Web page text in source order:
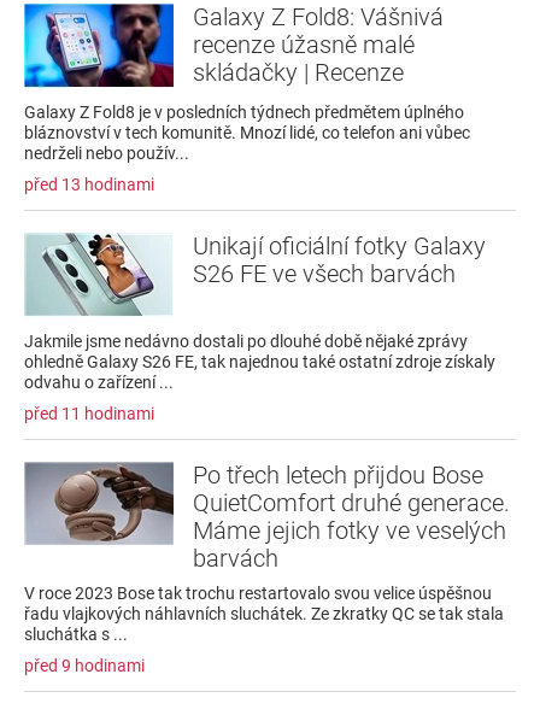
Galaxy Z Fold8: Vášnivá
recenze úžasně malé
skládačky | Recenze
Galaxy Z Fold8 je v posledních týdnech předmětem úplného
bláznovství v tech komunitě. Mnozí lidé, co telefon ani vůbec
nedrželi nebo použív...
před 13 hodinami
Unikají oficiální fotky Galaxy
S26 FE ve všech barvách
Jakmile jsme nedávno dostali po dlouhé době nějaké zprávy
ohledně Galaxy S26 FE, tak najednou také ostatní zdroje získaly
odvahu o zařízení ...
před 11 hodinami
Po třech letech přijdou Bose
QuietComfort druhé generace.
Máme jejich fotky ve veselých
barvách
V roce 2023 Bose tak trochu restartovalo svou velice úspěšnou
řadu vlajkových náhlavních sluchátek. Ze zkratky QC se tak stala
sluchátka s ...
před 9 hodinami